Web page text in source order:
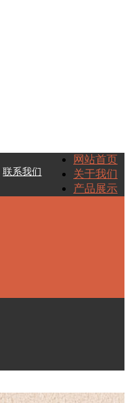
联系我们
网站首页
关于我们
产品展示